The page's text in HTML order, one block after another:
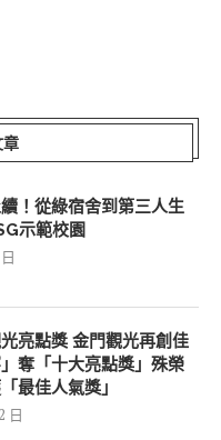
章
！從綠宿舍到第三人生
示範校園
亮點獎 金門觀光再創佳
奪「十大亮點獎」殊榮
最佳人氣獎」
日